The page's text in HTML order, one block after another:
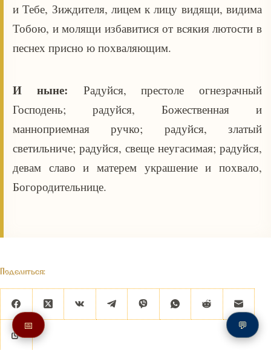
и Тебе, Зиждителя, лицем к лицу видящи, видима
Тобою, и молящи избавитися от всякия лютости в
песнех присно ю похваляющим.
И ныне: Радуйся, престоле огнезрачный
Господень; радуйся, Божественная и
манноприемная ручко; радуйся, златый
светильниче; радуйся, свеще неугасимая; радуйся,
девам славо и матерем украшение и похвало,
Богородительнице.
Поделиться:
📅 💬